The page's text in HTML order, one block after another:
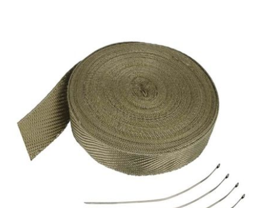
HIGH TECH MOTORFIETS
MOTORAIRBAG
MOTORONDERDELEN EN GEREEDSCHAP
MOTORACCESSOIRES
BAGAGE